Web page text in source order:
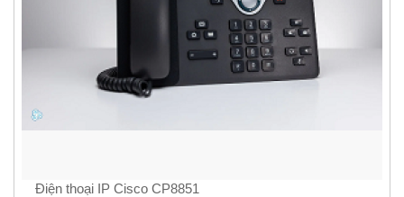
Điện thoại IP Cisco CP8851